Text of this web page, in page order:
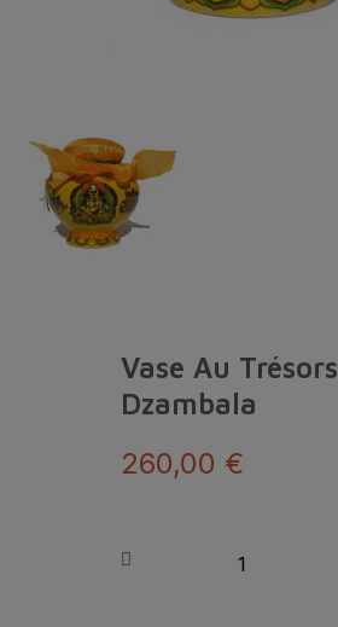
Vase Au Trésors
Dzambala
260,00 €